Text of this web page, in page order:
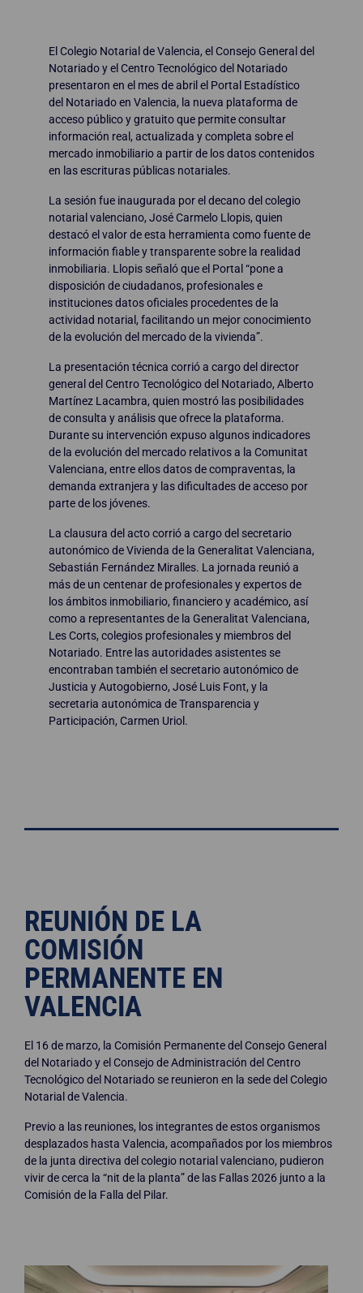
El Colegio Notarial de Valencia, el Consejo General del
Notariado y el Centro Tecnológico del Notariado
presentaron en el mes de abril el Portal Estadístico
del Notariado en Valencia, la nueva plataforma de
acceso público y gratuito que permite consultar
información real, actualizada y completa sobre el
mercado inmobiliario a partir de los datos contenidos
en las escrituras públicas notariales.
La sesión fue inaugurada por el decano del colegio
notarial valenciano, José Carmelo Llopis, quien
destacó el valor de esta herramienta como fuente de
información fiable y transparente sobre la realidad
inmobiliaria. Llopis señaló que el Portal “pone a
disposición de ciudadanos, profesionales e
instituciones datos oficiales procedentes de la
actividad notarial, facilitando un mejor conocimiento
de la evolución del mercado de la vivienda”.
La presentación técnica corrió a cargo del director
general del Centro Tecnológico del Notariado, Alberto
Martínez Lacambra, quien mostró las posibilidades
de consulta y análisis que ofrece la plataforma.
Durante su intervención expuso algunos indicadores
de la evolución del mercado relativos a la Comunitat
Valenciana, entre ellos datos de compraventas, la
demanda extranjera y las dificultades de acceso por
parte de los jóvenes.
La clausura del acto corrió a cargo del secretario
autonómico de Vivienda de la Generalitat Valenciana,
Sebastián Fernández Miralles. La jornada reunió a
más de un centenar de profesionales y expertos de
los ámbitos inmobiliario, financiero y académico, así
como a representantes de la Generalitat Valenciana,
Les Corts, colegios profesionales y miembros del
Notariado. Entre las autoridades asistentes se
encontraban también el secretario autonómico de
Justicia y Autogobierno, José Luis Font, y la
secretaria autonómica de Transparencia y
Participación, Carmen Uriol.
REUNIÓN DE LA
COMISIÓN
PERMANENTE EN
VALENCIA
El 16 de marzo, la Comisión Permanente del Consejo General
del Notariado y el Consejo de Administración del Centro
Tecnológico del Notariado se reunieron en la sede del Colegio
Notarial de Valencia.
Previo a las reuniones, los integrantes de estos organismos
desplazados hasta Valencia, acompañados por los miembros
de la junta directiva del colegio notarial valenciano, pudieron
vivir de cerca la “nit de la planta” de las Fallas 2026 junto a la
Comisión de la Falla del Pilar.